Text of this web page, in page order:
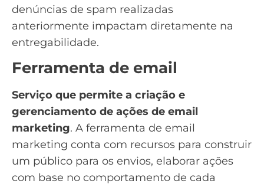
denúncias de spam realizadas
anteriormente impactam diretamente na
entregabilidade.
Ferramenta de email
Serviço que permite a criação e
gerenciamento de ações de email
marketing. A ferramenta de email
marketing conta com recursos para construir
um público para os envios, elaborar ações
com base no comportamento de cada